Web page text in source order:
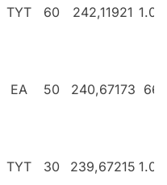
TYT 60 242,11921
EA 50 240,67173
TYT 30 239,67215